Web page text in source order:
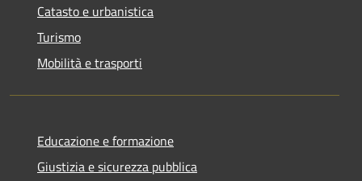
Catasto e urbanistica
Turismo
Mobilità e trasporti
Educazione e formazione
Giustizia e sicurezza pubblica